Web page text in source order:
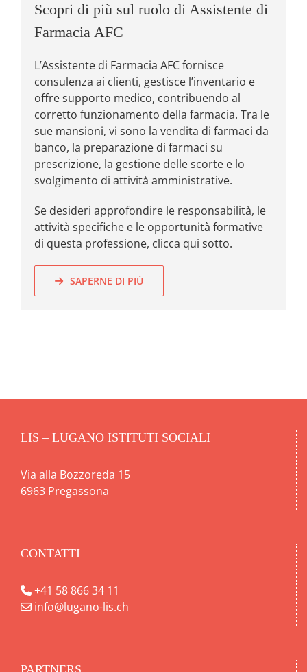
Scopri di più sul ruolo di Assistente di
Farmacia AFC
L’Assistente di Farmacia AFC fornisce
consulenza ai clienti, gestisce l’inventario e
offre supporto medico, contribuendo al
corretto funzionamento della farmacia. Tra le
sue mansioni, vi sono la vendita di farmaci da
banco, la preparazione di farmaci su
prescrizione, la gestione delle scorte e lo
svolgimento di attività amministrative.
Se desideri approfondire le responsabilità, le
attività specifiche e le opportunità formative
di questa professione, clicca qui sotto.
SAPERNE DI PIÙ
LIS – LUGANO ISTITUTI SOCIALI
Via alla Bozzoreda 15
6963 Pregassona
CONTATTI
+41 58 866 34 11
info@lugano-lis.ch